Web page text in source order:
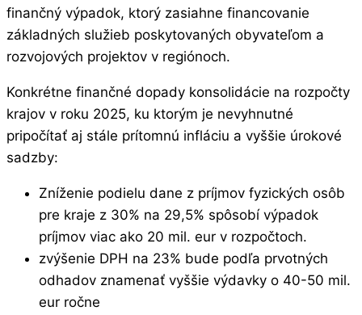
finančný výpadok, ktorý zasiahne financovanie
základných služieb poskytovaných obyvateľom a
rozvojových projektov v regiónoch.
Konkrétne finančné dopady konsolidácie na rozpočty
krajov v roku 2025, ku ktorým je nevyhnutné
pripočítať aj stále prítomnú infláciu a vyššie úrokové
sadzby:
Zníženie podielu dane z príjmov fyzických osôb
pre kraje z 30% na 29,5% spôsobí výpadok
príjmov viac ako 20 mil. eur v rozpočtoch.
zvýšenie DPH na 23% bude podľa prvotných
odhadov znamenať vyššie výdavky o 40-50 mil.
eur ročne